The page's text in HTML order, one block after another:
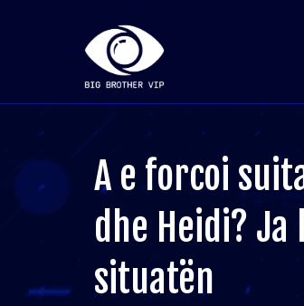
A e forcoi
dhe Heidi?
situatën